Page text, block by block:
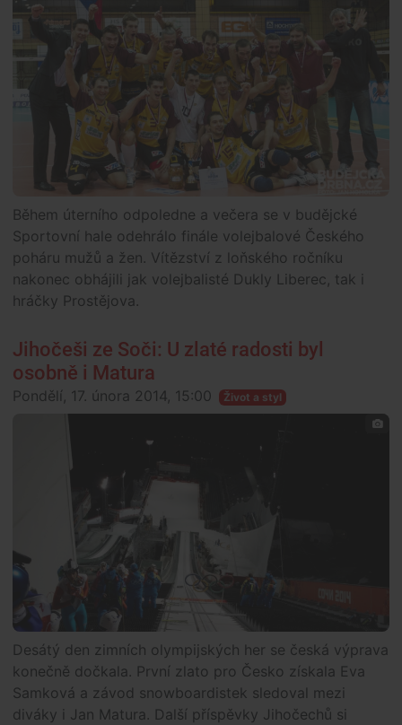
Během úterního odpoledne a večera se v budějcké
Sportovní hale odehrálo finále volejbalové Českého
poháru mužů a žen. Vítězství z loňského ročníku
nakonec obhájili jak volejbalisté Dukly Liberec, tak i
hráčky Prostějova.
Jihočeši ze Soči: U zlaté radosti byl
osobně i Matura
Pondělí, 17. února 2014, 15:00 Život a styl
Desátý den zimních olympijských her se česká výprava
konečně dočkala. První zlato pro Česko získala Eva
Samková a závod snowboardistek sledoval mezi
diváky i Jan Matura. Další příspěvky Jihočechů si